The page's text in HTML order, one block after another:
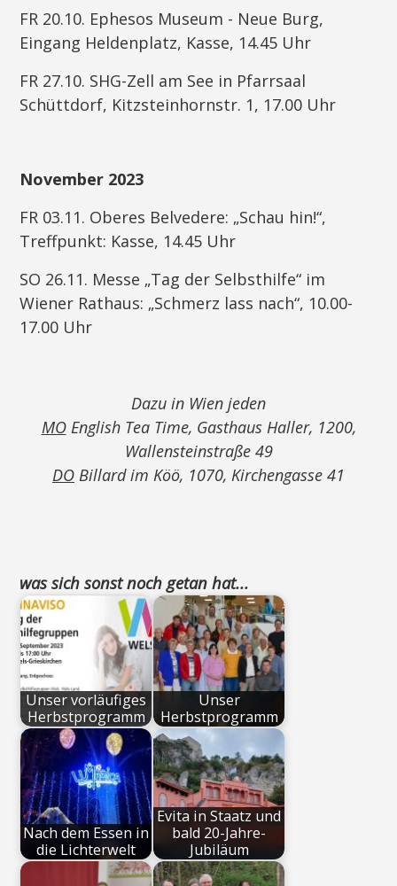
FR 20.10. Ephesos Museum - Neue Burg,
Eingang Heldenplatz, Kasse, 14.45 Uhr
FR 27.10. SHG-Zell am See in Pfarrsaal
Schüttdorf, Kitzsteinhornstr. 1, 17.00 Uhr
November 2023
FR 03.11. Oberes Belvedere: „Schau hin!“,
Treffpunkt: Kasse, 14.45 Uhr
SO 26.11. Messe „Tag der Selbsthilfe“ im
Wiener Rathaus: „Schmerz lass nach“, 10.00-
17.00 Uhr
Dazu in Wien jeden
MOEnglish Tea Time, Gasthaus Haller, 1200,
Wallensteinstraße 49
DO Billard im Köö, 1070, Kirchengasse 41
was sich sonst noch getan hat...
Unser vorläufiges
Herbstprogramm
Unser
Herbstprogramm
Nach dem Essen in
die Lichterwelt
Evita in Staatz und
bald 20-Jahre-
Jubiläum